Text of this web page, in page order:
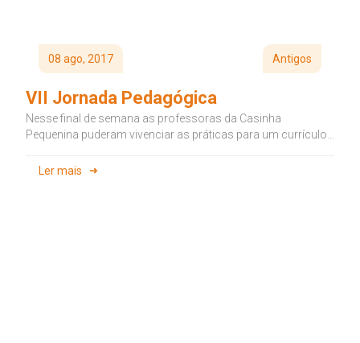
08 ago, 2017 Antigos
VII Jornada Pedagógica
Nesse final de semana as professoras da Casinha
Pequenina puderam vivenciar as práticas para um currículo
Ler mais